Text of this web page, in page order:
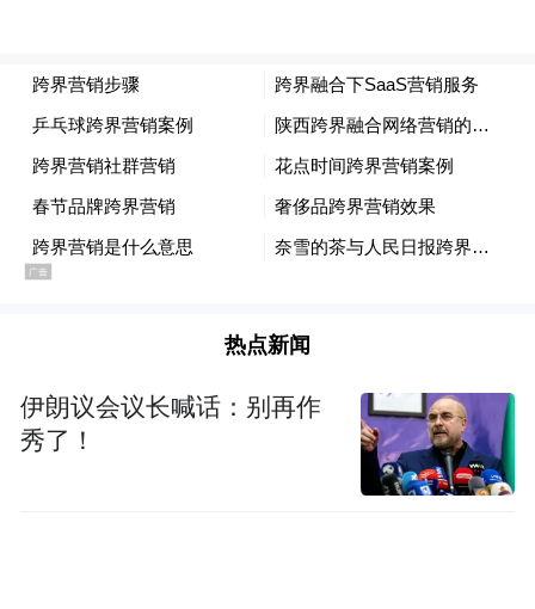
欧元，同比腰斩48.8%；2026年一季度净利
润14.33亿欧元，再降17.2%。与此同时，电
动化转型却像个无底洞——奔驰EQ系列纯电
车型被市场诟病为“油改电”，智能化配置落
后，今年一季度主力车型单季销量多不足两
千辆，部分车型甚至只卖出了百余辆。一边
钱烧不出水花，两头夹击之下，别说N+11，
就是N+6都得咬咬牙才能掏出来。
热点新闻
伊朗议会议长喊话：别再作
秀了！